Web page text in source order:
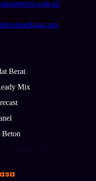
Berat
Mix